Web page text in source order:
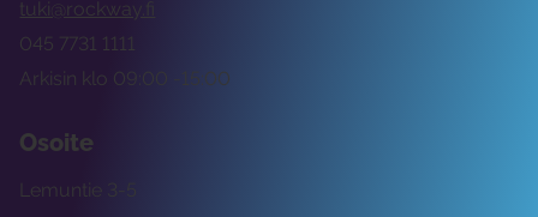
tuki@rockway.fi
Arkisin klo 09:00 -15:00
045 7731 1111
Osoite
Lemuntie 3-5